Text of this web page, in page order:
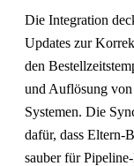
Die Integration
Updates zur
den
und Auflösung
Systemen. Die
dafür, dass Eltern-
sauber für